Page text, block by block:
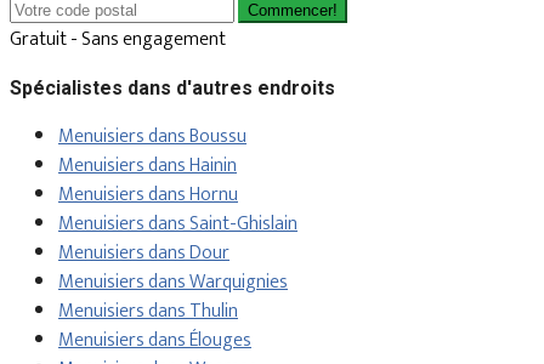
Commencer!
Gratuit - Sans engagement
Spécialistes dans d'autres endroits
Menuisiers dans Boussu
Menuisiers dans Hainin
Menuisiers dans Hornu
Menuisiers dans Saint-Ghislain
Menuisiers dans Dour
Menuisiers dans Warquignies
Menuisiers dans Thulin
Menuisiers dans Élouges